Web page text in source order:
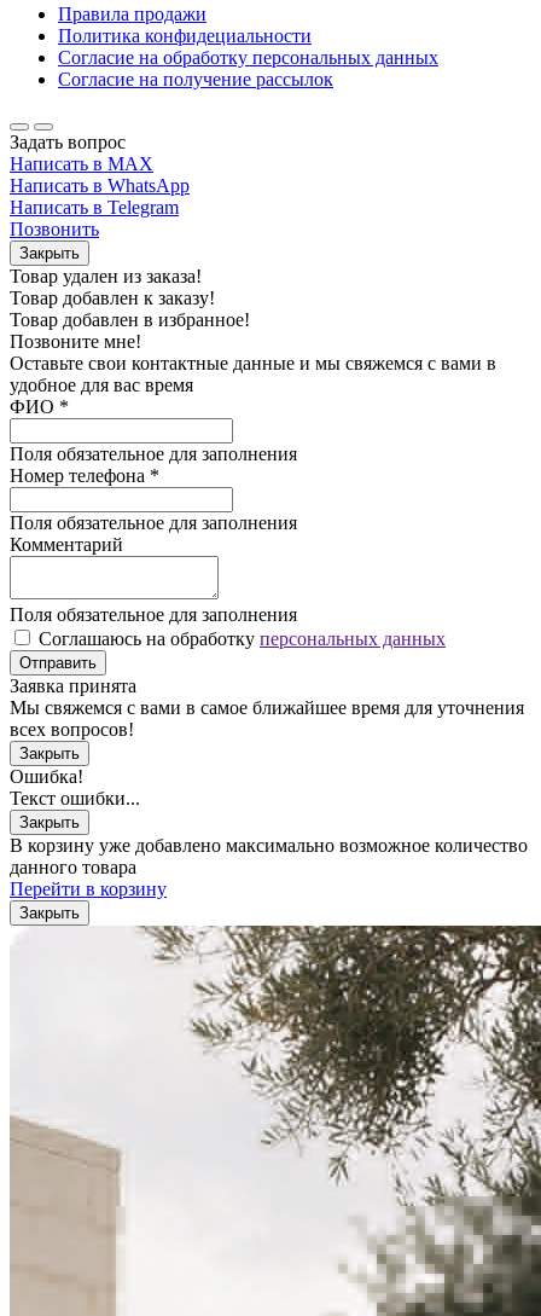
Правила продажи
Политика конфидециальности
Согласие на обработку персональных данных
Согласие на получение рассылок
Задать вопрос
Написать в MAX
Написать в WhatsApp
Написать в Telegram
Позвонить
Закрыть
Товар удален из заказа!
Товар добавлен к заказу!
Товар добавлен в избранное!
Позвоните мне!
Оставьте свои контактные данные и мы свяжемся с вами в
удобное для вас время
ФИО *
Поля обязательное для заполнения
Номер телефона *
Поля обязательное для заполнения
Комментарий
Поля обязательное для заполнения
Соглашаюсь на обработку персональных данных
Отправить
Заявка принята
Мы свяжемся с вами в самое ближайшее время для уточнения
всех вопросов!
Закрыть
Ошибка!
Текст ошибки...
Закрыть
В корзину уже добавлено максимально возможное количество
данного товара
Перейти в корзину
Закрыть